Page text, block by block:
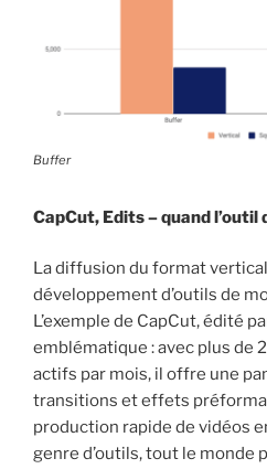
Buffer
CapCut, Edits – quand
La diffusion du format
développement d’outils de
L’exemple de CapCut, édité
emblématique : avec plus de
actifs par mois, il offre une
transitions et effets
production rapide de vidéos
genre d’outils, tout le monde